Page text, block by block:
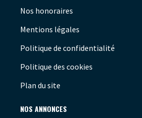
Nos honoraires
Mentions légales
Politique de confidentialité
Politique des cookies
Plan du site
NOS ANNONCES